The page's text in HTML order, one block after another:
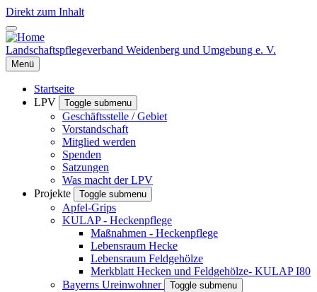
Direkt zum Inhalt
Landschaftspflegeverband Weidenberg und Umgebung e. V.
Menü
Startseite
LPV
Toggle submenu
Geschäftsstelle / Gebiet
Vorstandschaft
Mitglied werden
Spenden
Satzungen
Was macht der LPV
Projekte
Toggle submenu
Apfel-Grips
KULAP - Heckenpflege
Maßnahmen - Heckenpflege
Lebensraum Hecke
Lebensraum Feldgehölze
Merkblatt Hecken und Feldgehölze- KULAP I80
Bayerns Ureinwohner
Toggle submenu